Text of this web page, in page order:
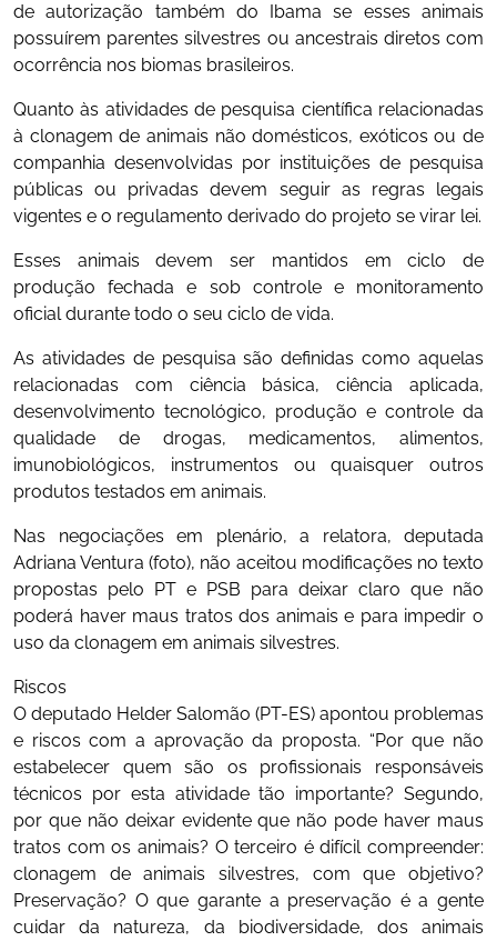
de autorização também do Ibama se esses animais
possuírem parentes silvestres ou ancestrais diretos com
ocorrência nos biomas brasileiros.
Quanto às atividades de pesquisa científica relacionadas
à clonagem de animais não domésticos, exóticos ou de
companhia desenvolvidas por instituições de pesquisa
públicas ou privadas devem seguir as regras legais
vigentes e o regulamento derivado do projeto se virar lei.
Esses animais devem ser mantidos em ciclo de
produção fechada e sob controle e monitoramento
oficial durante todo o seu ciclo de vida.
As atividades de pesquisa são definidas como aquelas
relacionadas com ciência básica, ciência aplicada,
desenvolvimento tecnológico, produção e controle da
qualidade de drogas, medicamentos, alimentos,
imunobiológicos, instrumentos ou quaisquer outros
produtos testados em animais.
Nas negociações em plenário, a relatora, deputada
Adriana Ventura (foto), não aceitou modificações no texto
propostas pelo PT e PSB para deixar claro que não
poderá haver maus tratos dos animais e para impedir o
uso da clonagem em animais silvestres.
Riscos
O deputado Helder Salomão (PT-ES) apontou problemas
e riscos com a aprovação da proposta. “Por que não
estabelecer quem são os profissionais responsáveis
técnicos por esta atividade tão importante? Segundo,
por que não deixar evidente que não pode haver maus
tratos com os animais? O terceiro é difícil compreender:
clonagem de animais silvestres, com que objetivo?
Preservação? O que garante a preservação é a gente
cuidar da natureza, da biodiversidade, dos animais